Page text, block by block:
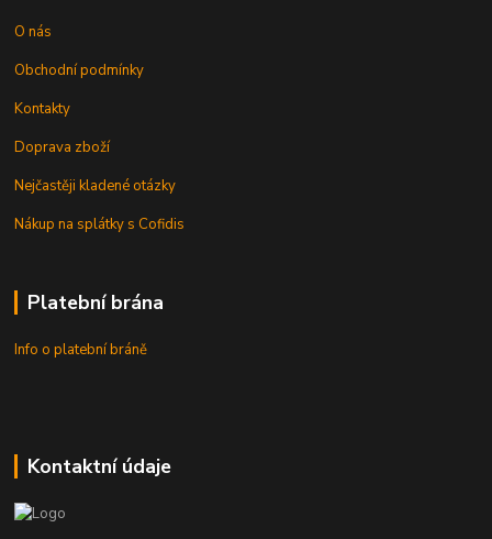
O nás
Obchodní podmínky
Kontakty
Doprava zboží
Nejčastěji kladené otázky
Nákup na splátky s Cofidis
Platební brána
Info o platební bráně
Kontaktní údaje